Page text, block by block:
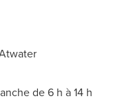
de 6 h à 14 h